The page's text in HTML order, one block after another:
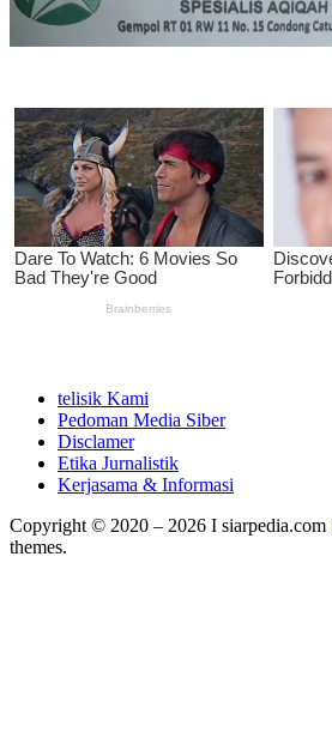
telisik Kami
Pedoman Media Siber
Disclamer
Etika Jurnalistik
Kerjasama & Informasi
Copyright © 2020 – 2026 I siarpedia.com
themes.